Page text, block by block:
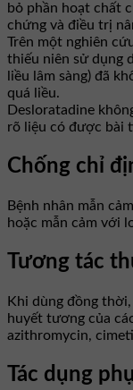
bỏ phần hoạt chất
chứng và điều trị
Trên một nghiên
thiếu niên sử dụng
liều lâm sàng) đã
quá liều.
Desloratadine
rõ liệu có được bài
Chống chỉ
Bệnh nhân mẫn
hoặc mẫn cảm với
Tương tác
Khi dùng đồng
huyết tương của
azithromycin,
Tác dụng